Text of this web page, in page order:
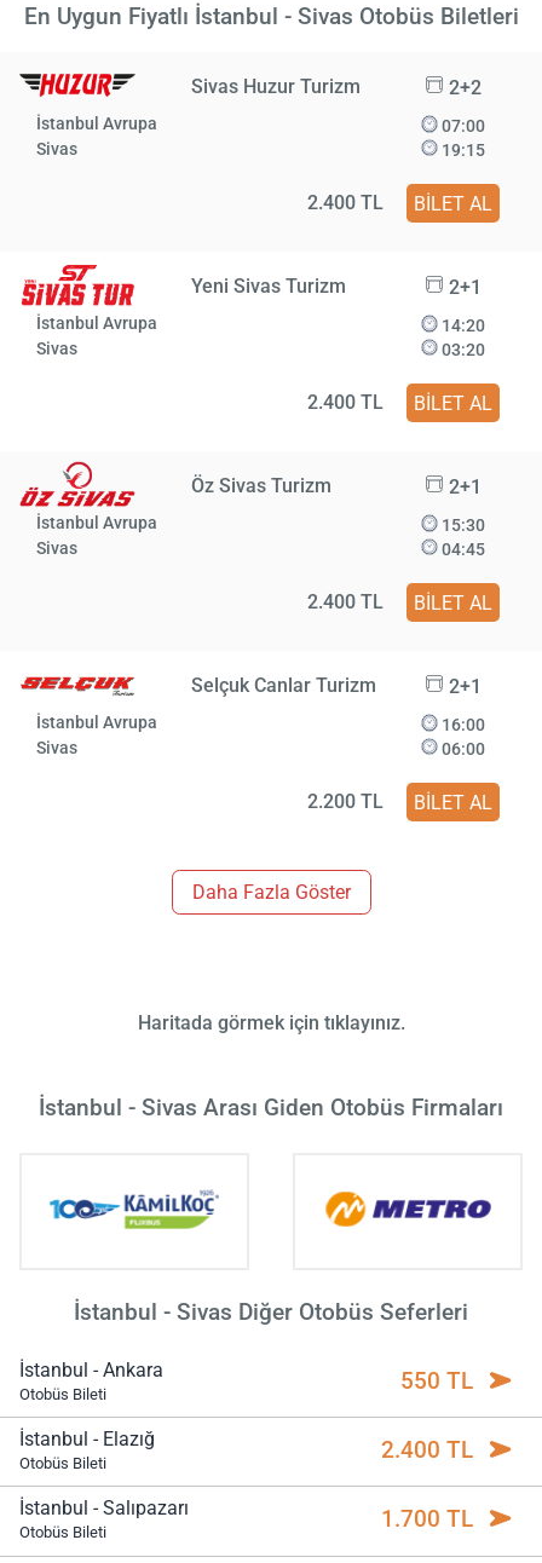
En Uygun Fiyatlı İstanbul - Sivas Otobüs Biletleri
Sivas Huzur Turizm 2+2
İstanbul Avrupa
Sivas
07:00
19:15
2.400 TL BİLET AL
Yeni Sivas Turizm 2+1
İstanbul Avrupa
Sivas
14:20
03:20
2.400 TL BİLET AL
Öz Sivas Turizm 2+1
İstanbul Avrupa
Sivas
15:30
04:45
2.400 TL BİLET AL
Selçuk Canlar Turizm 2+1
İstanbul Avrupa
Sivas
16:00
06:00
2.200 TL BİLET AL
Daha Fazla Göster
Haritada görmek için tıklayınız.
İstanbul - Sivas Arası Giden Otobüs Firmaları
İstanbul - Sivas Diğer Otobüs Seferleri
İstanbul - Ankara
Otobüs Bileti 550 TL
İstanbul - Elazığ
Otobüs Bileti 2.400 TL
İstanbul - Salıpazarı
Otobüs Bileti 1.700 TL